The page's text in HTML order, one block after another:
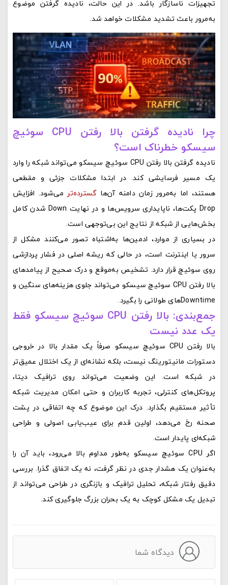
تجهیزات ناسازگار باشد. در این حالت، نادیده گرفتن موضوع
به‌مرور باعث تشدید مشکلات خواهد شد.
چرا نادیده گرفتن بالا رفتن CPU سوئیچ
سیسکو خطرناک است؟
نادیده گرفتن بالا رفتن CPU سوئیچ سیسکو می‌تواند شبکه را وارد
یک مسیر فرسایشی کند. در ابتدا مشکلات جزئی و مقطعی
هستند، اما به‌مرور زمان دامنه آن‌ها گسترده‌تر می‌شود. افزایش
Drop پکت‌ها، ناپایداری سرویس‌ها و در نهایت Down شدن کامل
بخش‌هایی از شبکه از نتایج این بی‌توجهی است.
در بسیاری از موارد، ادمین‌ها به‌اشتباه تصور می‌کنند مشکل از
سرور یا اینترنت است، در حالی که ریشه اصلی در فشار پردازشی
روی سوئیچ قرار دارد. تشخیص به‌موقع و درک صحیح از پیامدهای
بالا رفتن CPU سوئیچ سیسکو می‌تواند جلوی هزینه‌های سنگین و
Downtime‌های طولانی را بگیرد.
جمع‌بندی: بالا رفتن CPU سوئیچ سیسکو فقط
یک عدد نیست
بالا رفتن CPU سوئیچ سیسکو صرفاً یک مقدار بالا در خروجی
دستورات مانیتورینگ نیست، بلکه نشانه‌ای از یک اختلال عمیق‌تر
در شبکه است. این وضعیت می‌تواند روی ترافیک دیتا،
پروتکل‌های کنترلی، تجربه کاربران و حتی امکان مدیریت شبکه
تأثیر مستقیم بگذارد. درک این موضوع که چه اتفاقی در پشت
صحنه رخ می‌دهد، اولین قدم برای عیب‌یابی اصولی و طراحی
شبکه‌ای پایدار است.
اگر CPU سوئیچ سیسکو به‌طور مداوم بالا می‌رود، باید آن را
به‌عنوان یک هشدار جدی در نظر گرفت، نه یک اتفاق گذرا. بررسی
دقیق رفتار شبکه، تحلیل ترافیک و بازنگری در طراحی می‌تواند از
تبدیل یک مشکل کوچک به یک بحران بزرگ جلوگیری کند.
دیدگاه شما